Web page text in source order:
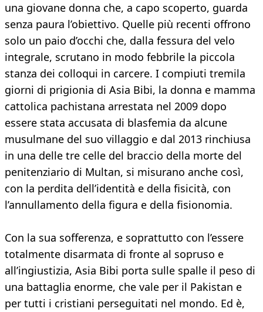
una giovane donna che, a capo scoperto, guarda
senza paura l’obiettivo. Quelle più recenti offrono
solo un paio d’occhi che, dalla fessura del velo
integrale, scrutano in modo febbrile la piccola
stanza dei colloqui in carcere. I compiuti tremila
giorni di prigionia di Asia Bibi, la donna e mamma
cattolica pachistana arrestata nel 2009 dopo
essere stata accusata di blasfemia da alcune
musulmane del suo villaggio e dal 2013 rinchiusa
in una delle tre celle del braccio della morte del
penitenziario di Multan, si misurano anche così,
con la perdita dell’identità e della fisicità, con
l’annullamento della figura e della fisionomia.
Con la sua sofferenza, e soprattutto con l’essere
totalmente disarmata di fronte al sopruso e
all’ingiustizia, Asia Bibi porta sulle spalle il peso di
una battaglia enorme, che vale per il Pakistan e
per tutti i cristiani perseguitati nel mondo. Ed è,